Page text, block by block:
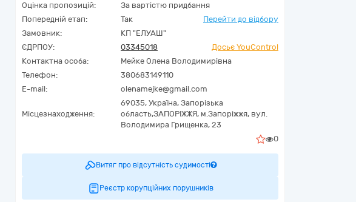
Оцінка пропозицій:
За вартістю придбання
Попередній етап:
Так
Перейти до відбору
Замовник:
КП "ЕЛУАШ"
ЄДРПОУ:
03345018
Досьє YouControl
Контактна особа:
Мейке Олена Володимирівна
Телефон:
380683149110
E-mail:
olenamejke@gmail.com
Місцезнаходження:
69035, Україна, Запорізька
область,ЗАПОРІЖЖЯ, м.Запоріжжя, вул.
Володимира Грищенка, 23
0
Витяг про відсутність судимості
Реєстр корупційних порушників